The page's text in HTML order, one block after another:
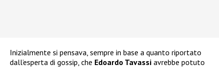
Inizialmente si pensava, sempre in base a quanto riportato
dall’esperta di gossip, che Edoardo Tavassi avrebbe potuto